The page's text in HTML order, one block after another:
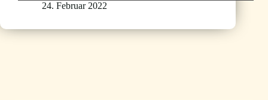
24. Februar 2022